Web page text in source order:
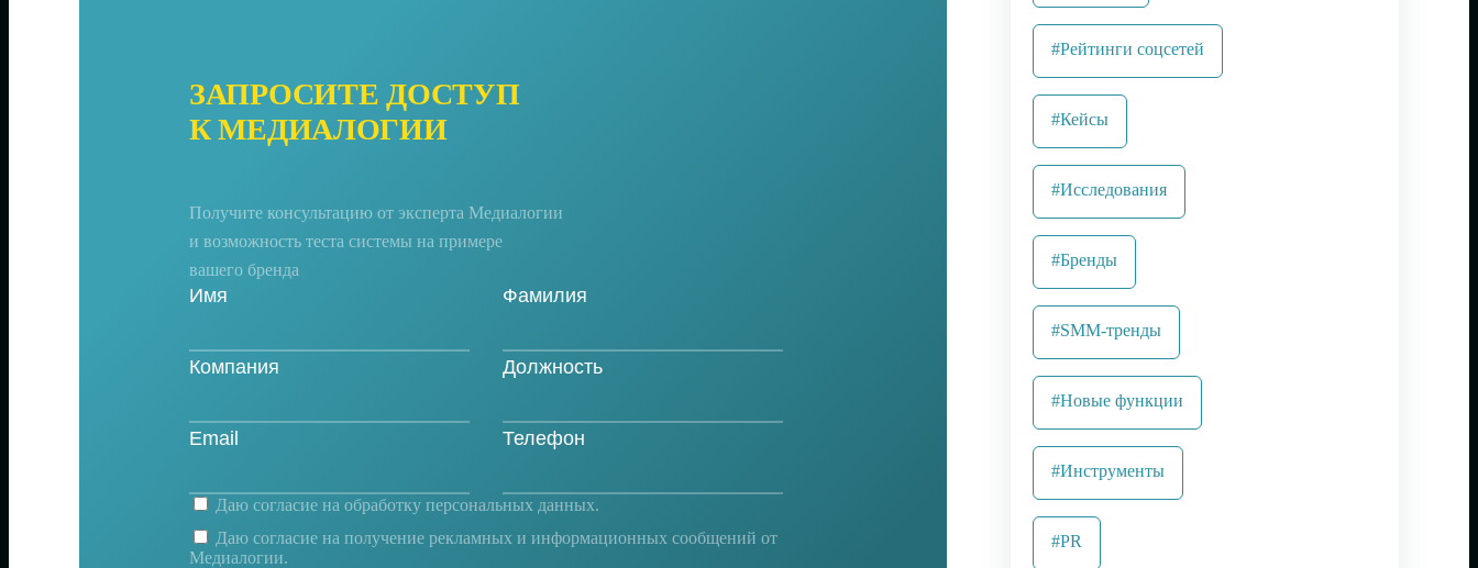
ЗАПРОСИТЕ ДОСТУП
К МЕДИАЛОГИИ
Получите консультацию от эксперта Медиалогии
и возможность теста системы на примере
вашего бренда
Даю согласие на обработку персональных данных.
Даю согласие на получение рекламных и информационных сообщений от
Медиалогии.
#Рейтинги соцсетей
#Кейсы
#Исследования
#Бренды
#SMM-тренды
#Новые функции
#Инструменты
#PR